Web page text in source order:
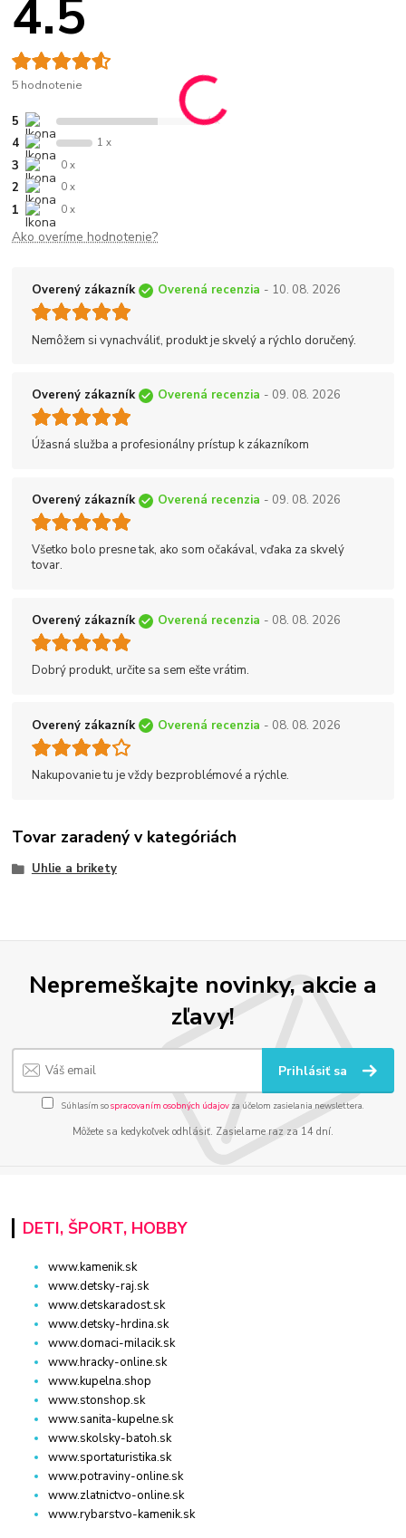
4.5
5 hodnotenie
5 4 x
4 1 x
3 0 x
2 0 x
1 0 x
Ako overíme hodnotenie?
Overený zákazník Overená recenzia - 10. 08. 2026
Nemôžem si vynachváliť, produkt je skvelý a rýchlo doručený.
Overený zákazník Overená recenzia - 09. 08. 2026
Úžasná služba a profesionálny prístup k zákazníkom
Overený zákazník Overená recenzia - 09. 08. 2026
Všetko bolo presne tak, ako som očakával, vďaka za skvelý
tovar.
Overený zákazník Overená recenzia - 08. 08. 2026
Dobrý produkt, určite sa sem ešte vrátim.
Overený zákazník Overená recenzia - 08. 08. 2026
Nakupovanie tu je vždy bezproblémové a rýchle.
Tovar zaradený v kategóriách
Uhlie a brikety
Nepremeškajte novinky, akcie a
zľavy!
Prihlásiť sa
Súhlasím sospracovaním osobných údajov za účelom zasielania newslettera.
Môžete sa kedykoľvek odhlásiť. Zasielame raz za 14 dní.
DETI, ŠPORT, HOBBY
www.kamenik.sk
www.detsky-raj.sk
www.detskaradost.sk
www.detsky-hrdina.sk
www.domaci-milacik.sk
www.hracky-online.sk
www.kupelna.shop
www.stonshop.sk
www.sanita-kupelne.sk
www.skolsky-batoh.sk
www.sportaturistika.sk
www.potraviny-online.sk
www.zlatnictvo-online.sk
www.rybarstvo-kamenik.sk